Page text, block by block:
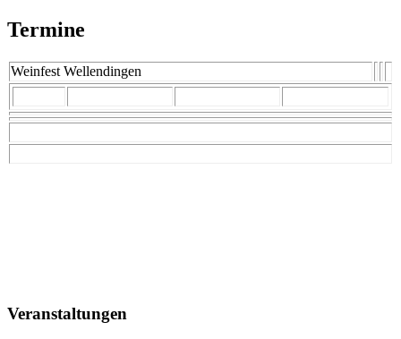
Termine
Weinfest Wellendingen
Veranstaltungen